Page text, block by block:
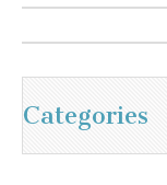
Categories